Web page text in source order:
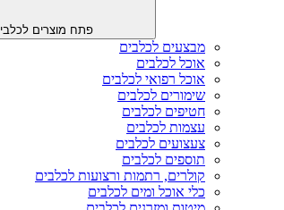
פתח מוצרים
מבצעים לכלבים
אוכל לכלבים
אוכל רפואי לכלבים
שימורים לכלבים
חטיפים לכלבים
עצמות לכלבים
צעצועים לכלבים
תוספים לכלבים
קולרים, רתמות ורצועות לכלבים
כלי אוכל ומים לכלבים